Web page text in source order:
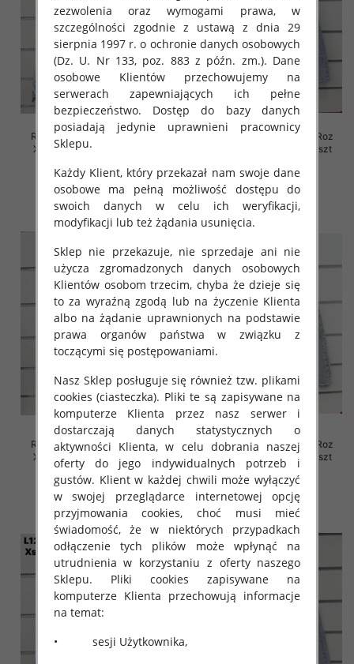
Rybaczki damskie jeansy Roz
XS-XL, 1 Kolor Paczka 10 szt
46.00 zł
szczegóły
Rybaczki damskie jeansy Roz
XS-XL, 1 Kolor Paczka 10 szt
46.00 zł
szczegóły
Rybaczki damskie jeansy Roz
XS-XL, 1 Kolor Paczka 10 szt
46.00 zł
szczegóły
Rybaczki damskie jeansy Roz
XS-XL, 1 Kolor Paczka 10 szt
45.00 zł
szczegóły
zezwolenia oraz wymogami prawa, w
szczególności zgodnie z ustawą z dnia 29
sierpnia 1997 r. o ochronie danych osobowych
(Dz. U. Nr 133, poz. 883 z późn. zm.). Dane
osobowe Klientów przechowujemy na
serwerach zapewniających ich pełne
bezpieczeństwo. Dostęp do bazy danych
posiadają jedynie uprawnieni pracownicy
Sklepu.
Każdy Klient, który przekazał nam swoje dane
osobowe ma pełną możliwość dostępu do
swoich danych w celu ich weryfikacji,
modyfikacji lub też żądania usunięcia.
Sklep nie przekazuje, nie sprzedaje ani nie
użycza zgromadzonych danych osobowych
Klientów osobom trzecim, chyba że dzieje się
to za wyraźną zgodą lub na życzenie Klienta
albo na żądanie uprawnionych na podstawie
prawa organów państwa w związku z
toczącymi się postępowaniami.
Nasz Sklep posługuje się również tzw. plikami
cookies (ciasteczka). Pliki te są zapisywane na
komputerze Klienta przez nasz serwer i
dostarczają danych statystycznych o
aktywności Klienta, w celu dobrania naszej
oferty do jego indywidualnych potrzeb i
gustów. Klient w każdej chwili może wyłączyć
w swojej przeglądarce internetowej opcję
przyjmowania cookies, choć musi mieć
świadomość, że w niektórych przypadkach
odłączenie tych plików może wpłynąć na
utrudnienia w korzystaniu z oferty naszego
Sklepu. Pliki cookies zapisywane na
komputerze Klienta przechowują informacje
na temat:
• sesji Użytkownika,